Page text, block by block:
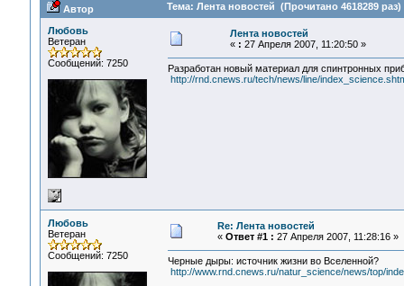
Автор Тема: Лента новостей (Прочитано 4618289 раз)
Любовь
Ветеран
Сообщений: 7250
Лента новостей
« : 27 Апреля 2007, 11:20:50 »
Разработан новый материал для спинтронных
http://rnd.cnews.ru/tech/news/line/
Любовь
Ветеран
Сообщений: 7250
Re: Лента новостей
« Ответ #1 : 27 Апреля 2007, 11:28:16 »
Черные дыры: источник жизни во Вселенной?
http://www.rnd.cnews.ru/natur_science/news/top/